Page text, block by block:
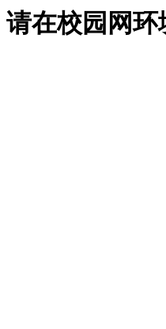
请在校园网环